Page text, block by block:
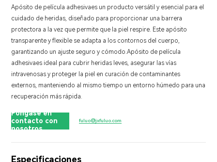
Apósito de película adhesivaes un producto versátil y esencial para el
cuidado de heridas, diseñado para proporcionar una barrera
protectora a la vez que permite que la piel respire. Este apósito
transparente y flexible se adapta a los contornos del cuerpo,
garantizando un ajuste seguro y cómodo.Apósito de película
adhesivaes ideal para cubrir heridas leves, asegurar las vías
intravenosas y proteger la piel en curación de contaminantes
externos, manteniendo al mismo tiempo un entorno húmedo para una
recuperación más rápida.
Póngase en
contacto con
nosotros
fuluo@jxfuluo.com
Especificaciones